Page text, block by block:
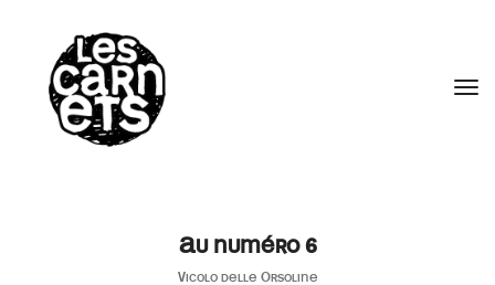
Au numéro 6
Vicolo delle Orsoline